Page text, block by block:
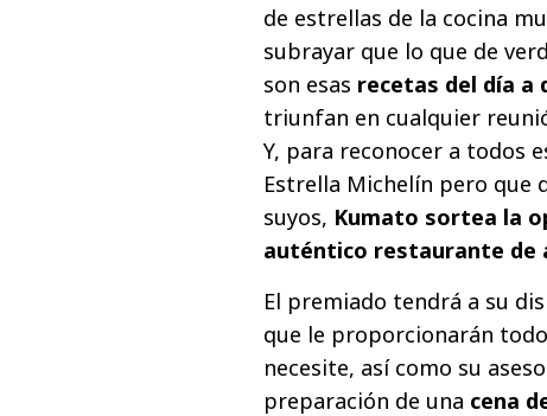
de estrellas de la cocina
subrayar que lo que de
son esas recetas del día a
triunfan en cualquier
Y, para reconocer a todos
Estrella Michelín pero que
suyos, Kumato sortea la
auténtico restaurante de
El premiado tendrá a su
que le proporcionarán
necesite, así como su
preparación de una cena